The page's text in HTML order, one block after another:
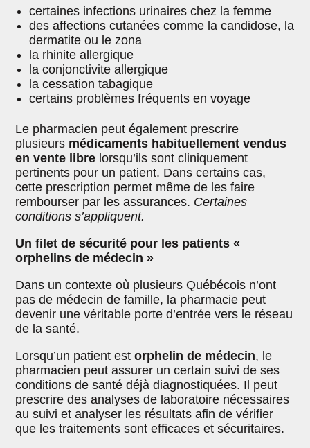
certaines infections urinaires chez la femme
des affections cutanées comme la candidose, la
dermatite ou le zona
la rhinite allergique
la conjonctivite allergique
la cessation tabagique
certains problèmes fréquents en voyage
Le pharmacien peut également prescrire
plusieurs médicaments habituellement vendus
en vente libre lorsqu’ils sont cliniquement
pertinents pour un patient. Dans certains cas,
cette prescription permet même de les faire
rembourser par les assurances. Certaines
conditions s’appliquent.
Un filet de sécurité pour les patients «
orphelins de médecin »
Dans un contexte où plusieurs Québécois n’ont
pas de médecin de famille, la pharmacie peut
devenir une véritable porte d’entrée vers le réseau
de la santé.
Lorsqu’un patient estorphelin de médecin, le
pharmacien peut assurer un certain suivi de ses
conditions de santé déjà diagnostiquées. Il peut
prescrire des analyses de laboratoire nécessaires
au suivi et analyser les résultats afin de vérifier
que les traitements sont efficaces et sécuritaires.